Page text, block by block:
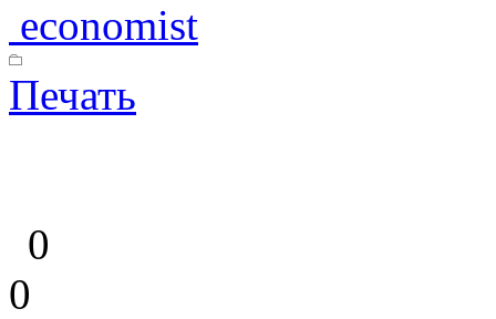
economist
Печать
0
0